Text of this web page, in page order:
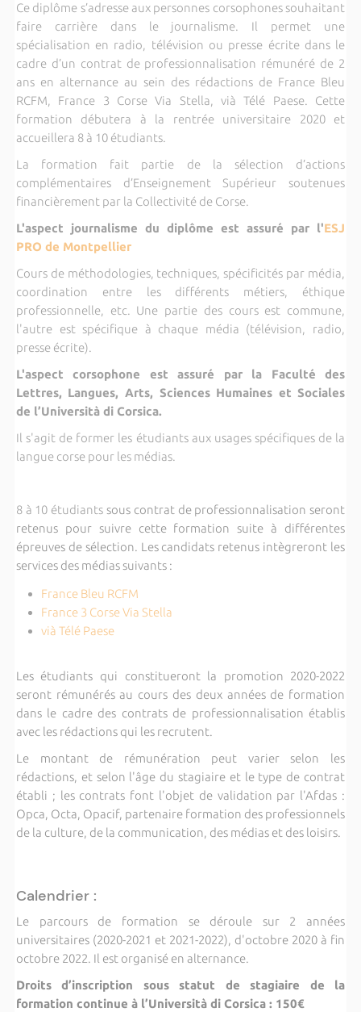
Ce diplôme s’adresse aux personnes corsophones souhaitant
faire carrière dans le journalisme. Il permet une
spécialisation en radio, télévision ou presse écrite dans le
cadre d’un contrat de professionnalisation rémunéré de 2
ans en alternance au sein des rédactions de France Bleu
RCFM, France 3 Corse Via Stella, vià Télé Paese. Cette
formation débutera à la rentrée universitaire 2020 et
accueillera 8 à 10 étudiants.
La formation fait partie de la sélection d’actions
complémentaires d’Enseignement Supérieur soutenues
financièrement par la Collectivité de Corse.
L'aspect journalisme du diplôme est assuré par l'ESJ
PRO de Montpellier
Cours de méthodologies, techniques, spécificités par média,
coordination entre les différents métiers, éthique
professionnelle, etc. Une partie des cours est commune,
l'autre est spécifique à chaque média (télévision, radio,
presse écrite).
L'aspect corsophone est assuré par la Faculté des
Lettres, Langues, Arts, Sciences Humaines et Sociales
de l’Università di Corsica.
Il s'agit de former les étudiants aux usages spécifiques de la
langue corse pour les médias.
8 à 10 étudiants sous contrat de professionnalisation seront
retenus pour suivre cette formation suite à différentes
épreuves de sélection. Les candidats retenus intègreront les
services des médias suivants :
France Bleu RCFM
France 3 Corse Via Stella
vià Télé Paese
Les étudiants qui constitueront la promotion 2020-2022
seront rémunérés au cours des deux années de formation
dans le cadre des contrats de professionnalisation établis
avec les rédactions qui les recrutent.
Le montant de rémunération peut varier selon les
rédactions, et selon l'âge du stagiaire et le type de contrat
établi ; les contrats font l'objet de validation par l'Afdas :
Opca, Octa, Opacif, partenaire formation des professionnels
de la culture, de la communication, des médias et des loisirs.
Calendrier :
Le parcours de formation se déroule sur 2 années
universitaires (2020-2021 et 2021-2022), d'octobre 2020 à fin
octobre 2022. Il est organisé en alternance.
Droits d’inscription sous statut de stagiaire de la
formation continue à l’Università di Corsica : 150€